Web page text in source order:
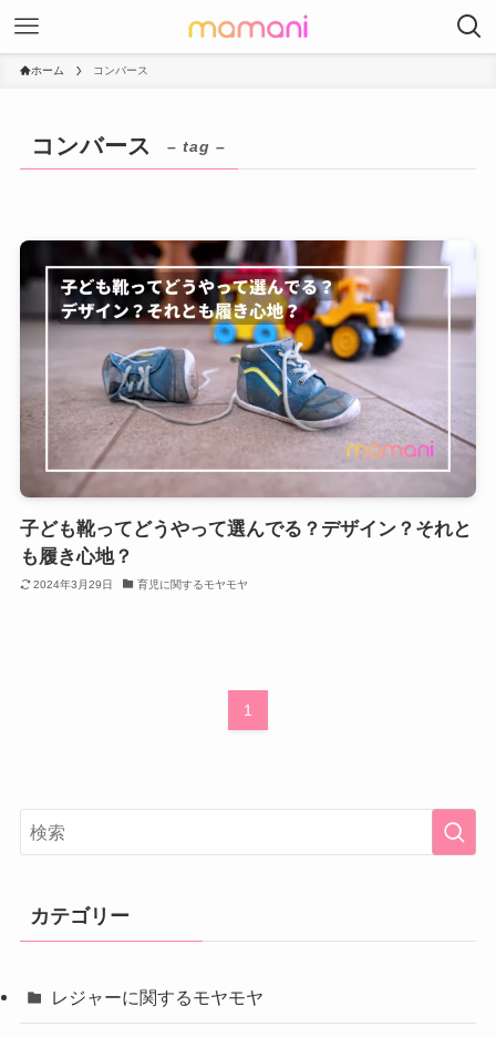
ホーム コンバース
コンバース – tag –
子ども靴ってどうやって選んでる？デザイン？それと
も履き心地？
2024年3月29日 育児に関するモヤモヤ
1
カテゴリー
レジャーに関するモヤモヤ